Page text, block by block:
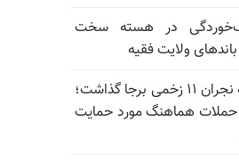
در هسته سخت
ولایت فقیه
حمله حوثی‌ها به نجران ۱۱ زخمی برجا گذاشت؛
حملات هماهنگ مورد حمایت